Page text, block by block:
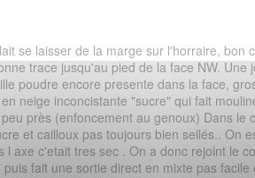
se laisser de la marge sur l'horraire, bon
trace jusqu'au pied de la face NW. Une
poudre encore presente dans la face,
neige inconcistante "sucre" qui fait
près (enfoncement au genoux) Dans le
et cailloux pas toujours bien sellés.. On
axe c'etait tres sec . On a donc rejoint le
fait une sortie direct en mixte pas